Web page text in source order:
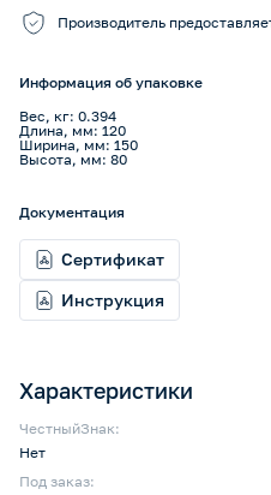
Характеристики
ЧестныйЗнак:
Нет
Под заказ:
Производитель
Информация об упаковке
Вес, кг: 0.394
Длина, мм: 120
Ширина, мм: 150
Высота, мм: 80
Документация
Сертификат
Инструкция